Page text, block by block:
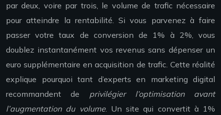
par deux, voire par trois, le volume de trafic nécessaire
pour atteindre la rentabilité. Si vous parvenez à faire
passer votre taux de conversion de 1% à 2%, vous
doublez instantanément vos revenus sans dépenser un
euro supplémentaire en acquisition de trafic. Cette réalité
explique pourquoi tant d’experts en marketing digital
recommandent de privilégier l’optimisation avant
l’augmentation du volume. Un site qui convertit à 1%